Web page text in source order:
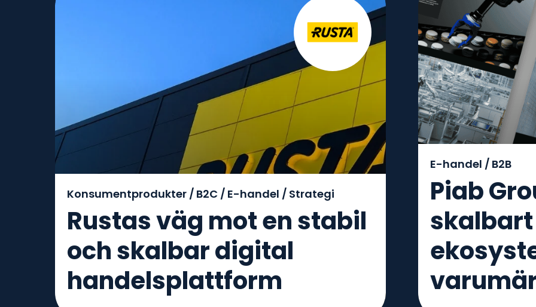
Konsumentprodukter / B2C / E-handel / Strategi
Rustas väg mot en stabil
och skalbar digital
handelsplattform
E-handel / B2B
Piab